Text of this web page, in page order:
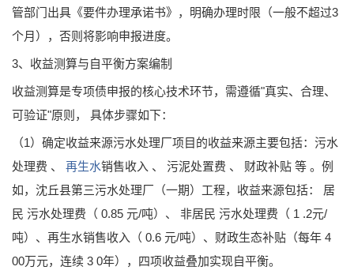
管部门出具《要件办理承诺书》，明确办理时限（一般不超过3
个月），否则将影响申报进度。
3、收益测算与自平衡方案编制
收益测算是专项债申报的核心技术环节，需遵循"真实、合理、
可验证"原则， 具体步骤如下：
（1）确定收益来源污水处理厂项目的收益来源主要包括：污水
处理费 、 再生水销售收入 、 污泥处置费 、 财政补贴 等 。例
如，沈丘县第三污水处理厂（一期）工程，收益来源包括： 居
民 污水处理费（ 0.85 元/吨）、 非居民 污水处理费（ 1 .2元/
吨）、再生水销售收入（ 0.6 元/吨）、财政生态补贴（每年 4
00万元，连续 3 0年），四项收益叠加实现自平衡。